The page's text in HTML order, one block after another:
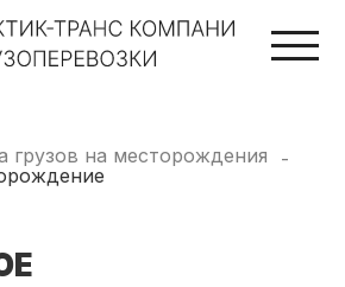
грузов на месторождения